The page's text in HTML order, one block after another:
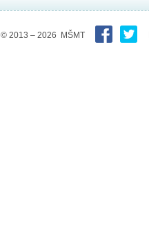
© 2013 – 2026 MŠMT